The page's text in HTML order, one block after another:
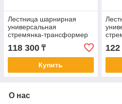
Лестница шарнирная
универсальная
стремянка-трансформер
4*4 KRAUSE Corda 085047
118 300 ₸
Купить
4*3
О нас